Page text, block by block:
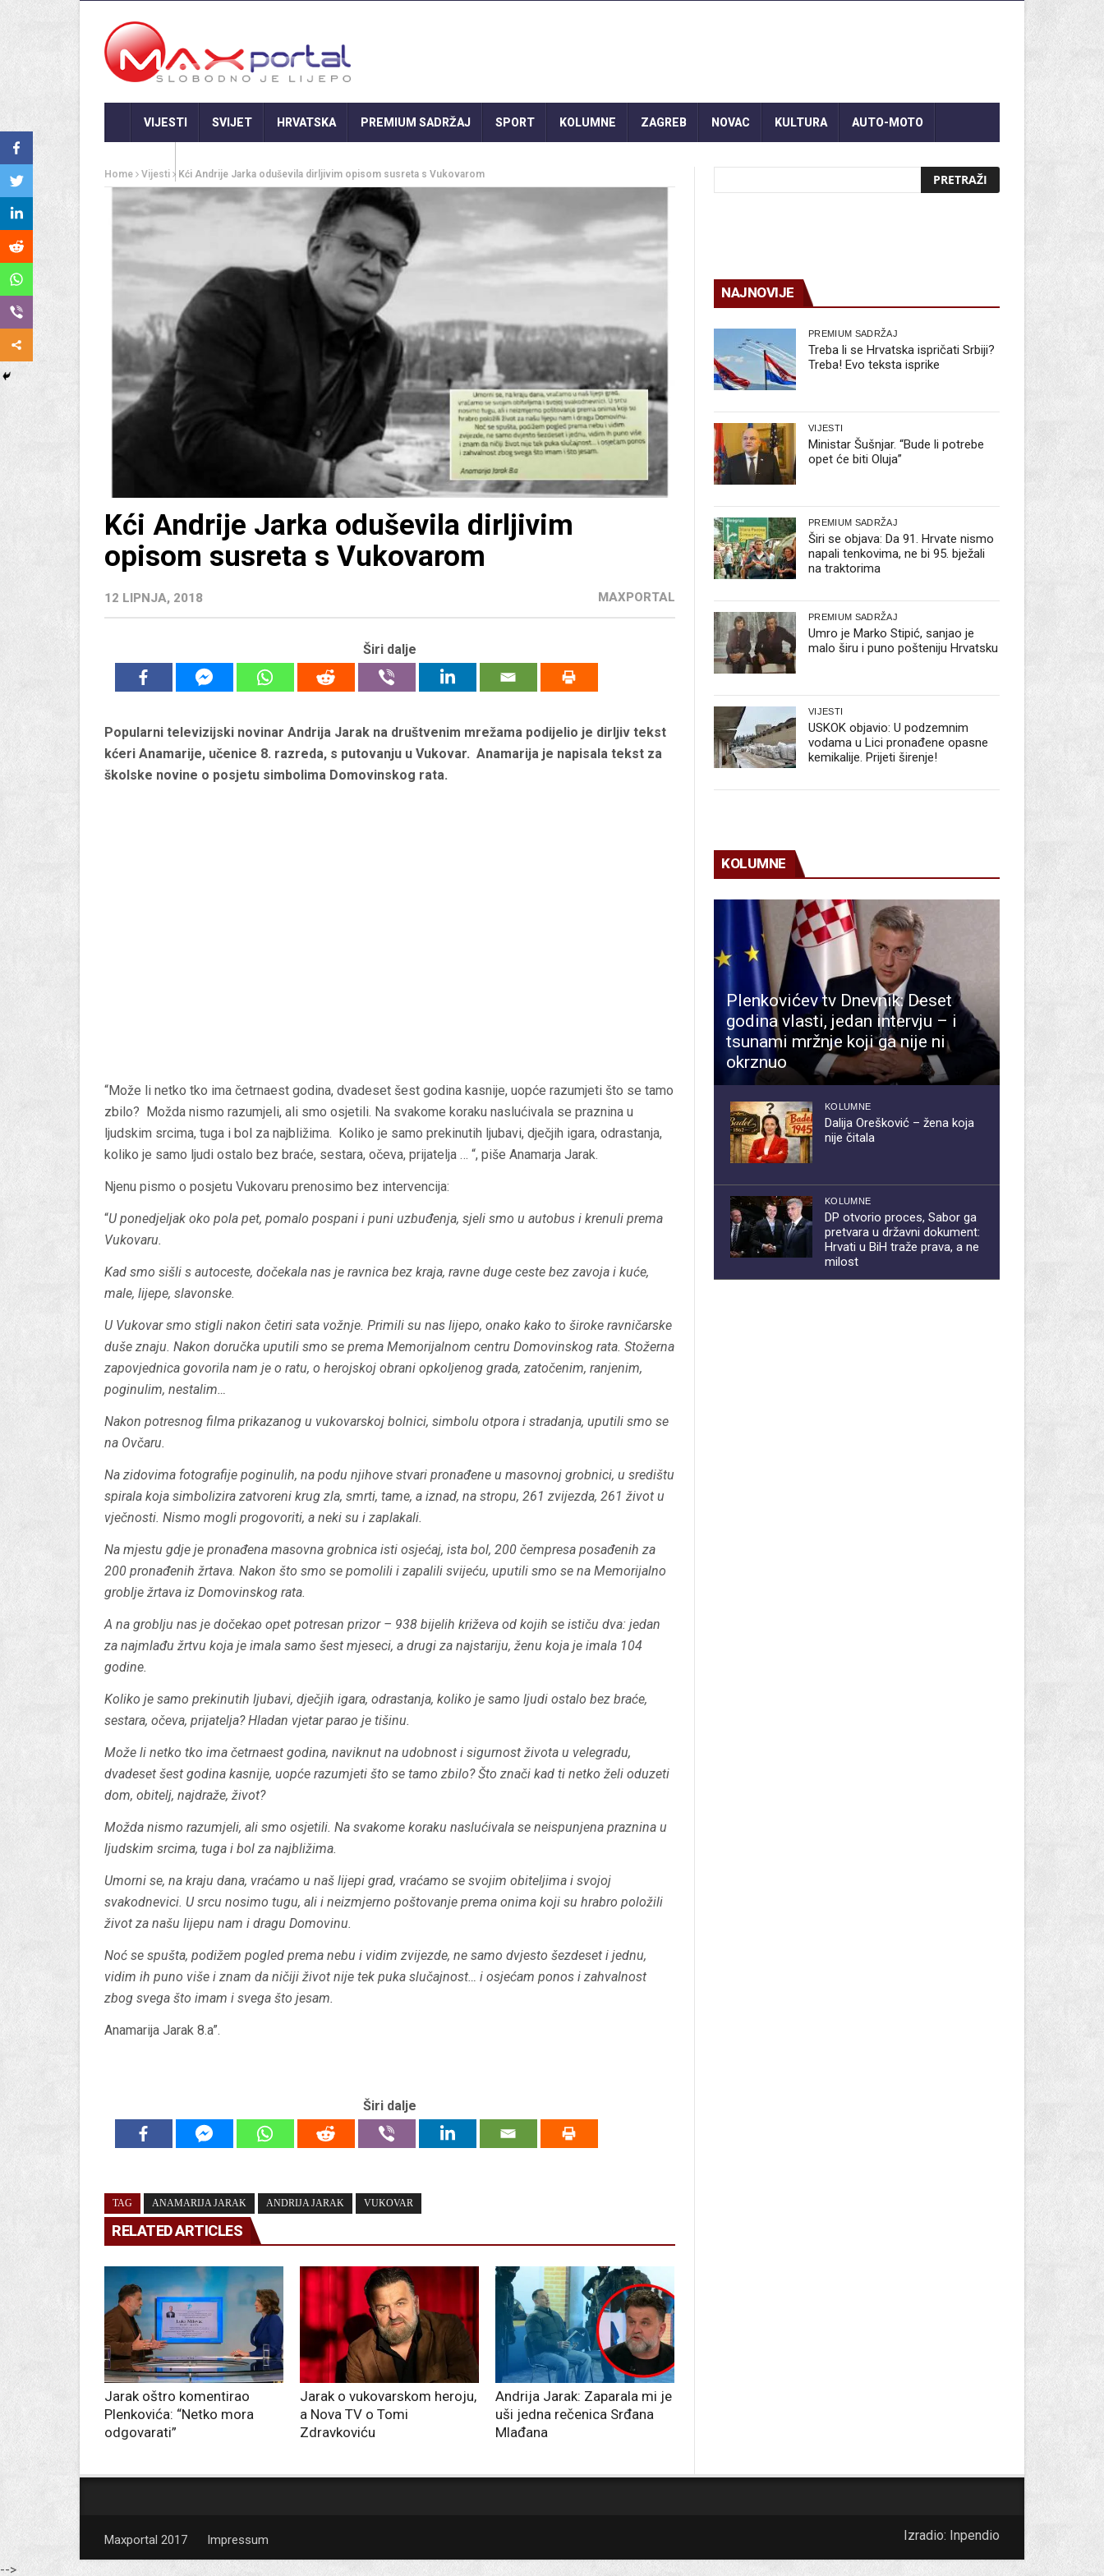
VIJESTI SVIJET HRVATSKA PREMIUM SADRŽAJ SPORT KOLUMNE ZAGREB NOVAC KULTURA AUTO-MOTO
Home Vijesti Kći Andrije Jarka oduševila dirljivim opisom susreta s Vukovarom
Kći Andrije Jarka oduševila dirljivim
opisom susreta s Vukovarom
12 LIPNJA, 2018 MAXPORTAL
Širi dalje
Popularni televizijski novinar Andrija Jarak na društvenim mrežama podijelio je dirljiv tekst
kćeri Anamarije, učenice 8. razreda, s putovanju u Vukovar. Anamarija je napisala tekst za
školske novine o posjetu simbolima Domovinskog rata.
“Može li netko tko ima četrnaest godina, dvadeset šest godina kasnije, uopće razumjeti što se tamo
zbilo? Možda nismo razumjeli, ali smo osjetili. Na svakome koraku naslućivala se praznina u
ljudskim srcima, tuga i bol za najbližima. Koliko je samo prekinutih ljubavi, dječjih igara, odrastanja,
koliko je samo ljudi ostalo bez braće, sestara, očeva, prijatelja … “, piše Anamarja Jarak.
Njenu pismo o posjetu Vukovaru prenosimo bez intervencija:
“U ponedjeljak oko pola pet, pomalo pospani i puni uzbuđenja, sjeli smo u autobus i krenuli prema
Vukovaru.
Kad smo sišli s autoceste, dočekala nas je ravnica bez kraja, ravne duge ceste bez zavoja i kuće,
male, lijepe, slavonske.
U Vukovar smo stigli nakon četiri sata vožnje. Primili su nas lijepo, onako kako to široke ravničarske
duše znaju. Nakon doručka uputili smo se prema Memorijalnom centru Domovinskog rata. Stožerna
zapovjednica govorila nam je o ratu, o herojskoj obrani opkoljenog grada, zatočenim, ranjenim,
poginulim, nestalim…
Nakon potresnog filma prikazanog u vukovarskoj bolnici, simbolu otpora i stradanja, uputili smo se
na Ovčaru.
Na zidovima fotografije poginulih, na podu njihove stvari pronađene u masovnoj grobnici, u središtu
spirala koja simbolizira zatvoreni krug zla, smrti, tame, a iznad, na stropu, 261 zvijezda, 261 život u
vječnosti. Nismo mogli progovoriti, a neki su i zaplakali.
Na mjestu gdje je pronađena masovna grobnica isti osjećaj, ista bol, 200 čempresa posađenih za
200 pronađenih žrtava. Nakon što smo se pomolili i zapalili svijeću, uputili smo se na Memorijalno
groblje žrtava iz Domovinskog rata.
A na groblju nas je dočekao opet potresan prizor – 938 bijelih križeva od kojih se ističu dva: jedan
za najmlađu žrtvu koja je imala samo šest mjeseci, a drugi za najstariju, ženu koja je imala 104
godine.
Koliko je samo prekinutih ljubavi, dječjih igara, odrastanja, koliko je samo ljudi ostalo bez braće,
sestara, očeva, prijatelja? Hladan vjetar parao je tišinu.
Može li netko tko ima četrnaest godina, naviknut na udobnost i sigurnost života u velegradu,
dvadeset šest godina kasnije, uopće razumjeti što se tamo zbilo? Što znači kad ti netko želi oduzeti
dom, obitelj, najdraže, život?
Možda nismo razumjeli, ali smo osjetili. Na svakome koraku naslućivala se neispunjena praznina u
ljudskim srcima, tuga i bol za najbližima.
Umorni se, na kraju dana, vraćamo u naš lijepi grad, vraćamo se svojim obiteljima i svojoj
svakodnevici. U srcu nosimo tugu, ali i neizmjerno poštovanje prema onima koji su hrabro položili
život za našu lijepu nam i dragu Domovinu.
Noć se spušta, podižem pogled prema nebu i vidim zvijezde, ne samo dvjesto šezdeset i jednu,
vidim ih puno više i znam da ničiji život nije tek puka slučajnost… i osjećam ponos i zahvalnost
zbog svega što imam i svega što jesam.
Anamarija Jarak 8.a”.
Širi dalje
TAG ANAMARIJA JARAK ANDRIJA JARAK VUKOVAR
RELATED ARTICLES
Jarak oštro komentirao
Plenkovića: “Netko mora
odgovarati”
Jarak o vukovarskom heroju,
a Nova TV o Tomi
Zdravkoviću
Andrija Jarak: Zaparala mi je
uši jedna rečenica Srđana
Mlađana
NAJNOVIJE
PREMIUM SADRŽAJ
Treba li se Hrvatska ispričati Srbiji?
Treba! Evo teksta isprike
VIJESTI
Ministar Šušnjar. “Bude li potrebe
opet će biti Oluja”
PREMIUM SADRŽAJ
Širi se objava: Da 91. Hrvate nismo
napali tenkovima, ne bi 95. bježali
na traktorima
PREMIUM SADRŽAJ
Umro je Marko Stipić, sanjao je
malo širu i puno pošteniju Hrvatsku
VIJESTI
USKOK objavio: U podzemnim
vodama u Lici pronađene opasne
kemikalije. Prijeti širenje!
KOLUMNE
Plenkovićev tv Dnevnik: Deset
godina vlasti, jedan intervju – i
tsunami mržnje koji ga nije ni
okrznuo
KOLUMNE
Dalija Orešković – žena koja
nije čitala
KOLUMNE
DP otvorio proces, Sabor ga
pretvara u državni dokument:
Hrvati u BiH traže prava, a ne
milost
Maxportal 2017 Impressum Izradio: Inpendio
-->